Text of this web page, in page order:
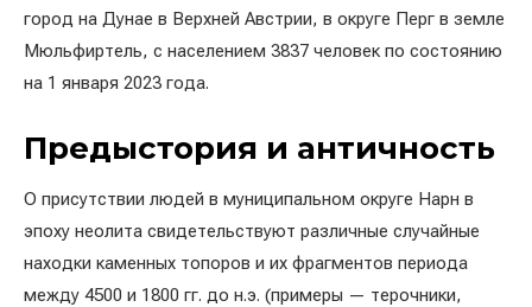
город на Дунае в Верхней Австрии, в округе Перг в земле
Мюльфиртель, с населением 3837 человек по состоянию
на 1 января 2023 года.
Предыстория и античность
О присутствии людей в муниципальном округе Нарн в
эпоху неолита свидетельствуют различные случайные
находки каменных топоров и их фрагментов периода
между 4500 и 1800 гг. до н.э. (примеры — терочники,